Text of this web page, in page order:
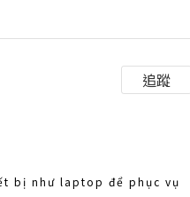
追蹤
bị như laptop để phục vụ